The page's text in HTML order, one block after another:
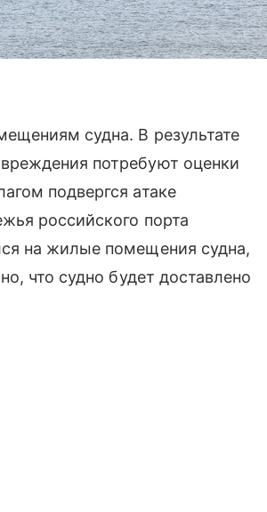
судна. В результате
потребуют оценки
подвергся атаке
российского порта
на жилые помещения судна,
что судно будет доставлено